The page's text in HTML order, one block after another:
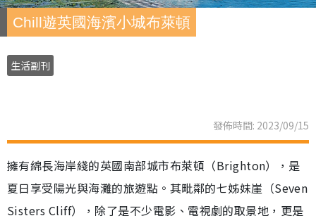
Chill遊英國海濱小城布萊頓
生活副刊
發佈時間: 2023/09/15
擁有綿長海岸綫的英國南部城市布萊頓（Brighton），是
夏日享受陽光與海灘的旅遊點。其毗鄰的七姊妹崖（Seven
Sisters Cliff），除了是不少電影、電視劇的取景地，更是